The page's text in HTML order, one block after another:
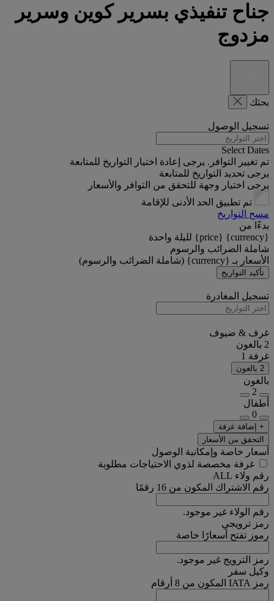
جناح تنفيذي بسرير كوين وسرير
مزدوج‬
بحثك
تسجيل الوصول
Select Dates
تم تغيير التوافر. يرجى إعادة اختيار التواريخ للمتابعة
يرجى تحديد التواريخ للمتابعة
يرجى اختيار وجهة للتحقق من التوافر والأسعار
تم تطبيق الحد الأدنى للإقامة
مسح التواريخ
بدءًا من
{currency} {price} لليلة واحدة
شاملة الضرائب والرسوم
الأسعار بـ {currency} (شاملة الضرائب والرسوم)
تأكيد التواريخ
تسجيل المغادرة
غرف & ضيوف
2 بالغون
غرفة 1
2 بالغون
بالغون
2
أطفال
0
+ إضافة غرفة
التحقق من الأسعار
أسعار خاصة وإمكانية الوصول
غرفة مخصصة لذوي الاحتياجات مطلوبة
رقم ولاء ALL
رقم الاشتراك المكون من 16 رقمًا
رقم الولاء غير موجود.
رمز ترويجي
رموز تفتح أسعارًا خاصة
رمز الترويج غير موجود.
وكيل سفر
رمز IATA المكون من 8 أرقام